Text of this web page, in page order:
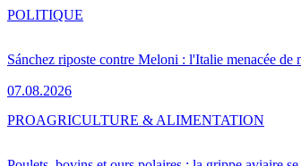
Sánchez riposte contre Meloni : l'Italie menacée de
07.08.2026
POLITIQUE
PROAGRICULTURE & ALIMENTATION